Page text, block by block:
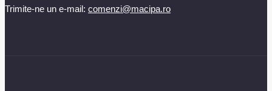
Trimite-ne un e-mail: comenzi@macipa.ro